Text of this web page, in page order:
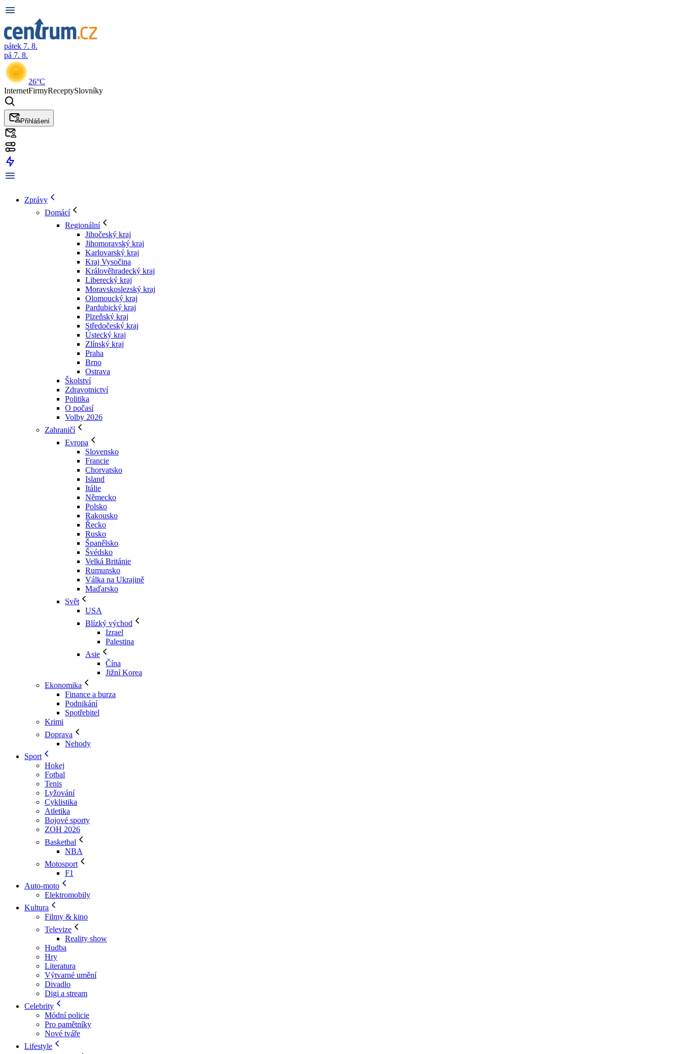
pátek 7. 8.
pá 7. 8.
26°C
InternetFirmyReceptySlovníky
Přihlášení
Zprávy
Domácí
Regionální
Jihočeský kraj
Jihomoravský kraj
Karlovarský kraj
Kraj Vysočina
Králověhradecký kraj
Liberecký kraj
Moravskoslezský kraj
Olomoucký kraj
Pardubický kraj
Plzeňský kraj
Středočeský kraj
Ústecký kraj
Zlínský kraj
Praha
Brno
Ostrava
Školství
Zdravotnictví
Politika
O počasí
Volby 2026
Zahraničí
Evropa
Slovensko
Francie
Chorvatsko
Island
Itálie
Německo
Polsko
Rakousko
Řecko
Rusko
Španělsko
Švédsko
Velká Británie
Rumunsko
Válka na Ukrajině
Maďarsko
Svět
USA
Blízký východ
Izrael
Palestina
Asie
Čína
Jižní Korea
Ekonomika
Finance a burza
Podnikání
Spotřebitel
Krimi
Doprava
Nehody
Sport
Hokej
Fotbal
Tenis
Lyžování
Cyklistika
Atletika
Bojové sporty
ZOH 2026
Basketbal
NBA
Motosport
F1
Auto-moto
Elektromobily
Kultura
Filmy & kino
Televize
Reality show
Hudba
Hry
Literatura
Výtvarné umění
Divadlo
Digi a stream
Celebrity
Módní policie
Pro pamětníky
Nové tváře
Lifestyle